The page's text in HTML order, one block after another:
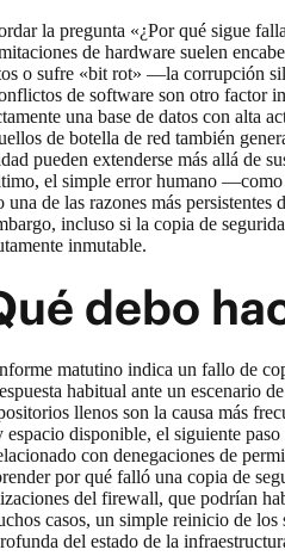
la pregunta «¿Por qué sigue
de hardware suelen
o sufre «bit rot» —la corrupción
de software son otro factor
una base de datos con alta
de botella de red también
pueden extenderse más allá de
el simple error humano
una de las razones más
incluso si la copia de
inmutable.
debo
matutino indica un fallo de
habitual ante un escenario
llenos son la causa más
espacio disponible, el siguiente
con denegaciones de
por qué falló una copia de
del firewall, que podrían
casos, un simple reinicio de
del estado de la